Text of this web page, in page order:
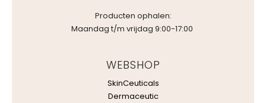
Producten ophalen:
Maandag t/m vrijdag 9:00-17:00
WEBSHOP
SkinCeuticals
Dermaceutic